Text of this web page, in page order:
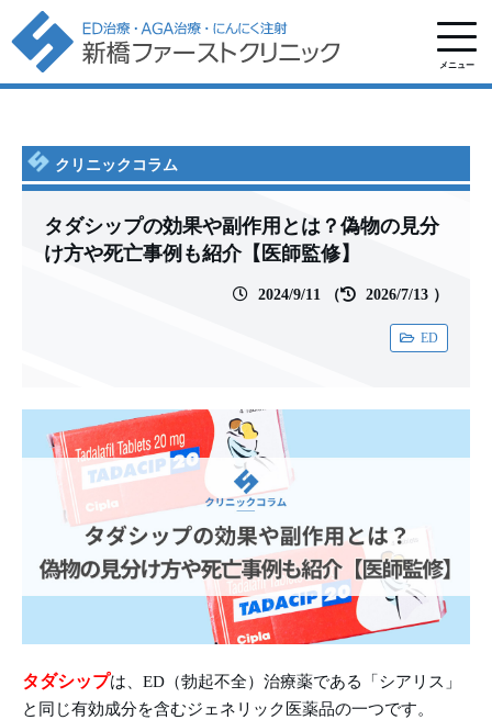
メニュー
クリニックコラム
タダシップの効果や副作用とは？偽物の見分
け方や死亡事例も紹介【医師監修】
2024/9/11 （ 2026/7/13 ）
ED
タダシップは、ED（勃起不全）治療薬である「シアリス」
と同じ有効成分を含むジェネリック医薬品の一つです。